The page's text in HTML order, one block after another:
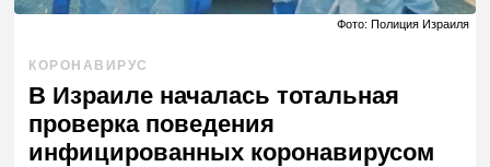
Фото: Полиция Израиля
КОРОНАВИРУС
В Израиле началась тотальная
проверка поведения
инфицированных коронавирусом